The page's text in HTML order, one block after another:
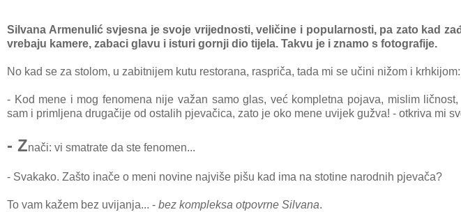
Silvana Armenulić svjesna je svoje vrijednosti, veličine i popularnosti, pa zato kad
vrebaju kamere, zabaci glavu i isturi gornji dio tijela. Takvu je i znamo s fotografije.
No kad se za stolom, u zabitnijem kutu restorana, raspriča, tada mi se učini nižom i krhkijom:
- Kod mene i mog fenomena nije važan samo glas, već kompletna pojava, mislim
sam i primljena drugačije od ostalih pjevačica, zato je oko mene uvijek gužva! - otkriva mi
- Znači: vi smatrate da ste fenomen...
- Svakako. Zašto inače o meni novine najviše pišu kad ima na stotine narodnih pjevača?
To vam kažem bez uvijanja... - bez kompleksa otpovrne Silvana.